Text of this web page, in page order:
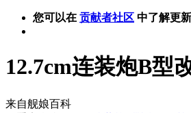
您可以在 贡献者社区 中了解更
12.7cm连装炮B型
来自舰娘百科